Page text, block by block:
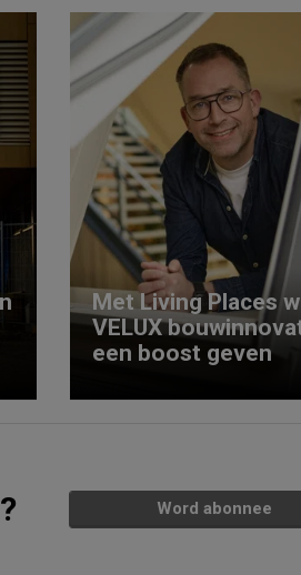
Met Living Places
VELUX
een boost geven
Word abonnee